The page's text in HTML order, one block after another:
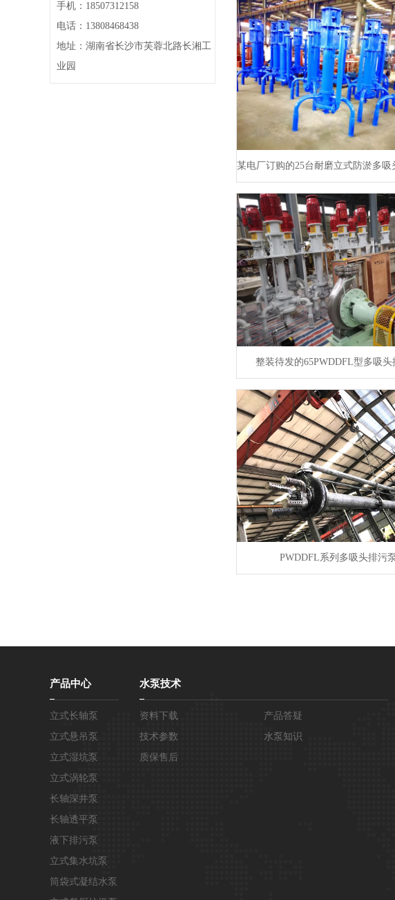
手机：18507312158
电话：13808468438
地址：湖南省长沙市芙蓉北路长湘工
业园
某电厂订购的25台耐磨立式防淤多吸
整装待发的65PWDDFL型多吸头
PWDDFL系列多吸头排污泵
产品中心
立式长轴泵
立式悬吊泵
立式湿坑泵
立式涡轮泵
长轴深井泵
长轴透平泵
液下排污泵
立式集水坑泵
筒袋式凝结水泵
水泵技术
资料下载
产品答疑
技术参数
水泵知识
质保售后